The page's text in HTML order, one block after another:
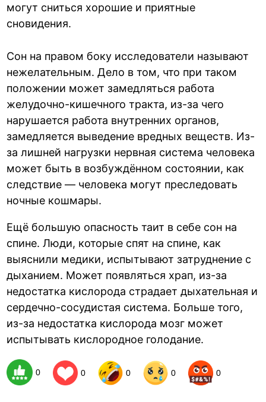
могут сниться хорошие и приятные
сновидения.
Сон на правом боку исследователи называют
нежелательным. Дело в том, что при таком
положении может замедляться работа
желудочно-кишечного тракта, из-за чего
нарушается работа внутренних органов,
замедляется выведение вредных веществ. Из-
за лишней нагрузки нервная система человека
может быть в возбуждённом состоянии, как
следствие — человека могут преследовать
ночные кошмары.
Ещё большую опасность таит в себе сон на
спине. Люди, которые спят на спине, как
выяснили медики, испытывают затруднение с
дыханием. Может появляться храп, из-за
недостатка кислорода страдает дыхательная и
сердечно-сосудистая система. Больше того,
из-за недостатка кислорода мозг может
испытывать кислородное голодание.
0 0 0 0 0